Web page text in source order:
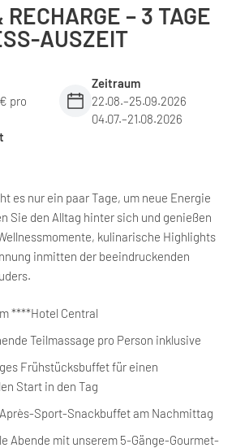
– 3 TAGE
AUSZEIT
pro
Zeitraum
22.08.–25.09.2026
04.07.–21.08.2026
es nur ein paar Tage, um neue Energie
Sie den Alltag hinter sich und genießen
kulinarische Highlights
inmitten der beeindruckenden
****Hotel Central
Teilmassage pro Person inklusive
Frühstücksbuffet für einen
Start in den Tag
Sport-Snackbuffet am Nachmittag
Abende mit unserem 5-Gänge-Gourmet-